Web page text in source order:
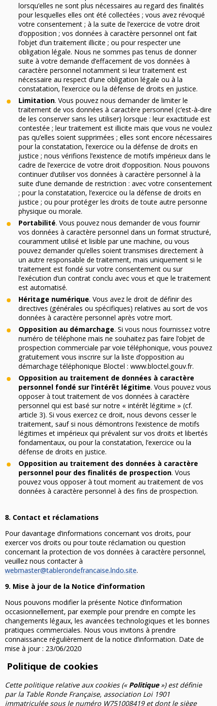
lorsqu’elles ne sont plus nécessaires au regard des finalités
pour lesquelles elles ont été collectées ; vous avez révoqué
votre consentement ; à la suite de l’exercice de votre droit
d’opposition ; vos données à caractère personnel ont fait
l’objet d’un traitement illicite ; ou pour respecter une
obligation légale. Nous ne sommes pas tenus de donner
suite à votre demande d’effacement de vos données à
caractère personnel notamment si leur traitement est
nécessaire au respect d’une obligation légale ou à la
constatation, l’exercice ou la défense de droits en justice.
Limitation. Vous pouvez nous demander de limiter le
traitement de vos données à caractère personnel (c’est-à-dire
de les conserver sans les utiliser) lorsque : leur exactitude est
contestée ; leur traitement est illicite mais que vous ne voulez
pas qu’elles soient supprimées ; elles sont encore nécessaires
pour la constatation, l’exercice ou la défense de droits en
justice ; nous vérifions l’existence de motifs impérieux dans le
cadre de l’exercice de votre droit d’opposition. Nous pouvons
continuer d’utiliser vos données à caractère personnel à la
suite d’une demande de restriction : avec votre consentement
; pour la constatation, l’exercice ou la défense de droits en
justice ; ou pour protéger les droits de toute autre personne
physique ou morale.
Portabilité. Vous pouvez nous demander de vous fournir
vos données à caractère personnel dans un format structuré,
couramment utilisé et lisible par une machine, ou vous
pouvez demander qu’elles soient transmises directement à
un autre responsable de traitement, mais uniquement si le
traitement est fondé sur votre consentement ou sur
l’exécution d’un contrat conclu avec vous et que le traitement
est automatisé.
Héritage numérique. Vous avez le droit de définir des
directives (générales ou spécifiques) relatives au sort de vos
données à caractère personnel après votre mort.
Opposition au démarchage. Si vous nous fournissez votre
numéro de téléphone mais ne souhaitez pas faire l’objet de
prospection commerciale par voie téléphonique, vous pouvez
gratuitement vous inscrire sur la liste d’opposition au
démarchage téléphonique Bloctel : www.bloctel.gouv.fr.
Opposition au traitement de données à caractère
personnel fondé sur l’intérêt légitime. Vous pouvez vous
opposer à tout traitement de vos données à caractère
personnel qui est basé sur notre « intérêt légitime » (cf.
article 3). Si vous exercez ce droit, nous devons cesser le
traitement, sauf si nous démontrons l’existence de motifs
légitimes et impérieux qui prévalent sur vos droits et libertés
fondamentaux, ou pour la constatation, l’exercice ou la
défense de droits en justice.
Opposition au traitement des données à caractère
personnel pour des finalités de prospection. Vous
pouvez vous opposer à tout moment au traitement de vos
données à caractère personnel à des fins de prospection.
8. Contact et réclamations
Pour davantage d’informations concernant vos droits, pour
exercer vos droits ou pour toute réclamation ou question
concernant la protection de vos données à caractère personnel,
veuillez nous contacter à
webmaster@tablerondefrancaise.lndo.site.
9. Mise à jour de la Notice d’information
Nous pouvons modifier la présente Notice d’information
occasionnellement, par exemple pour prendre en compte les
changements légaux, les avancées technologiques et les bonnes
pratiques commerciales. Nous vous invitons à prendre
connaissance régulièrement de la notice d’information. Date de
mise à jour : 23/06/2020
Politique de cookies
Cette politique relative aux cookies (« Politique») est définie
par la Table Ronde Française, association Loi 1901
immatriculée sous le numéro W751008419 et dont le siège